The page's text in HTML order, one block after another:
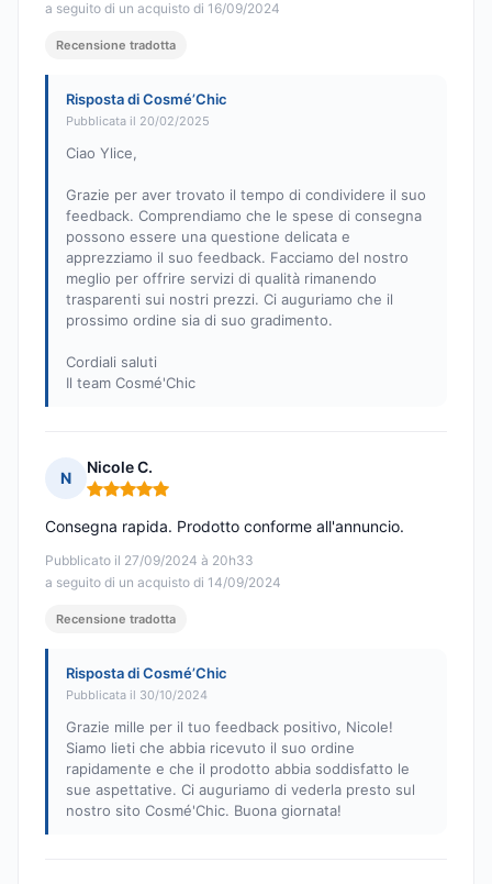
a seguito di un acquisto di 16/09/2024
Recensione tradotta
Risposta di Cosmé’Chic
Pubblicata il 20/02/2025
Ciao Ylice,
Grazie per aver trovato il tempo di condividere il suo
feedback. Comprendiamo che le spese di consegna
possono essere una questione delicata e
apprezziamo il suo feedback. Facciamo del nostro
meglio per offrire servizi di qualità rimanendo
trasparenti sui nostri prezzi. Ci auguriamo che il
prossimo ordine sia di suo gradimento.
Cordiali saluti
Il team Cosmé'Chic
N
Nicole C.
Nota: 5 su 5
Pubblicato il 27/09/2024 à 20h33
a seguito di un acquisto di 14/09/2024
Consegna rapida. Prodotto conforme all'annuncio.
Recensione tradotta
Risposta di Cosmé’Chic
Pubblicata il 30/10/2024
Grazie mille per il tuo feedback positivo, Nicole!
Siamo lieti che abbia ricevuto il suo ordine
rapidamente e che il prodotto abbia soddisfatto le
sue aspettative. Ci auguriamo di vederla presto sul
nostro sito Cosmé'Chic. Buona giornata!